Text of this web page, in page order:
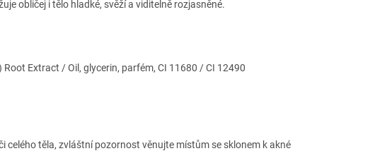
obličej i tělo hladké, svěží a viditelně rozjasněné.
Extract / Oil, glycerin, parfém, CI 11680 / CI 12490
těla, zvláštní pozornost věnujte místům se sklonem k akné